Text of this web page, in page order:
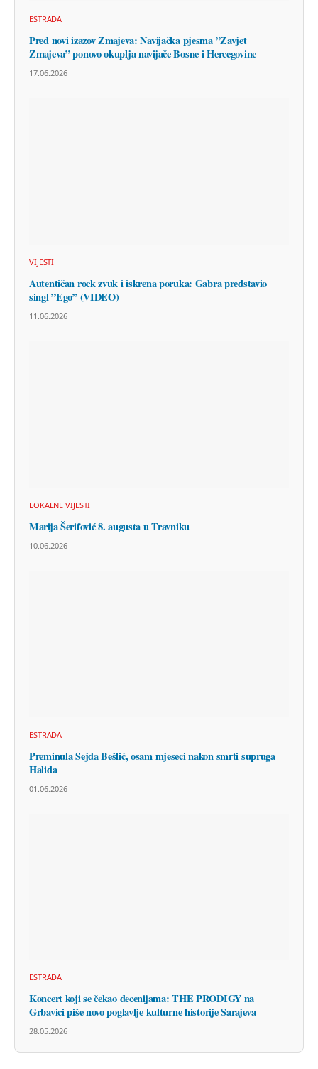
ESTRADA
Pred novi izazov Zmajeva: Navijačka pjesma ”Zavjet
Zmajeva” ponovo okuplja navijače Bosne i Hercegovine
17.06.2026
VIJESTI
Autentičan rock zvuk i iskrena poruka: Gabra predstavio
singl ”Ego” (VIDEO)
11.06.2026
LOKALNE VIJESTI
Marija Šerifović 8. augusta u Travniku
10.06.2026
ESTRADA
Preminula Sejda Bešlić, osam mjeseci nakon smrti supruga
Halida
01.06.2026
ESTRADA
Koncert koji se čekao decenijama: THE PRODIGY na
Grbavici piše novo poglavlje kulturne historije Sarajeva
28.05.2026